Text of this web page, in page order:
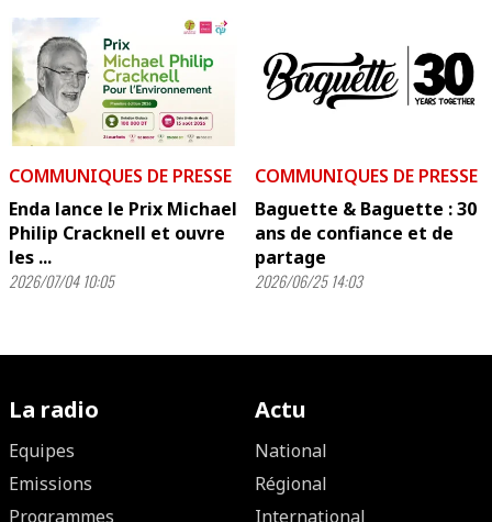
COMMUNIQUES DE PRESSE
Enda lance le Prix Michael
Philip Cracknell et ouvre
les ...
2026/07/04 10:05
COMMUNIQUES DE PRESSE
Baguette & Baguette : 30
ans de confiance et de
partage
2026/06/25 14:03
La radio
Equipes
Emissions
Programmes
Actu
National
Régional
International